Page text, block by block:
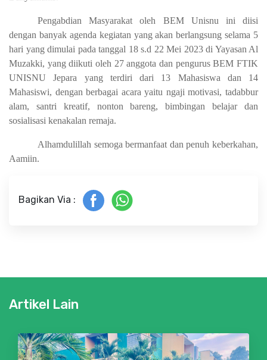
Pengabdian Masyarakat oleh BEM Unisnu ini diisi
dengan banyak agenda kegiatan yang akan berlangsung selama 5
hari yang dimulai pada tanggal 18 s.d 22 Mei 2023 di Yayasan Al
Muzakki, yang diikuti oleh 27 anggota dan pengurus BEM FTIK
UNISNU Jepara yang terdiri dari 13 Mahasiswa dan 14
Mahasiswi, dengan berbagai acara yaitu ngaji motivasi, tadabbur
alam, santri kreatif, nonton bareng, bimbingan belajar dan
sosialisasi kenakalan remaja.
Alhamdulillah semoga bermanfaat dan penuh keberkahan,
Aamiin.
Bagikan Via :
Artikel Lain